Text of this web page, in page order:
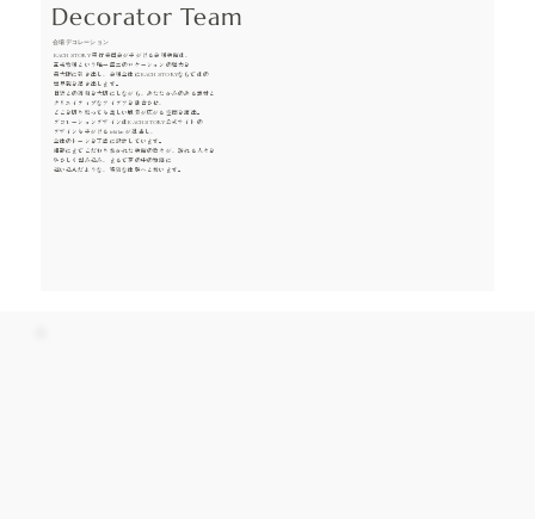
Decorator Team
会場デコレーション
EACH STORY 実行委員会が手がける会場装飾は、
五光牧場という唯一無二のロケーションの魅力を
最大限に引き出し、会場全体にEACH STORYならではの
世界観を描き出します。
自然との調和を大切にしながら、あたたかみのある素材と
クリエイティブなアイデアを融合させ、
どこを切り取っても美しい風景が広がる空間を演出。
デコレーションデザインはEACH STORY公式サイトの
デザインも手がけるichiko が担当し、
全体のトーンを丁寧に設計しています。
細部にまでこだわり抜かれた装飾の数々が、訪れる人々を
やさしく包み込み、まるで夢の中の物語に
迷い込んだような、特別な体験へと誘います。